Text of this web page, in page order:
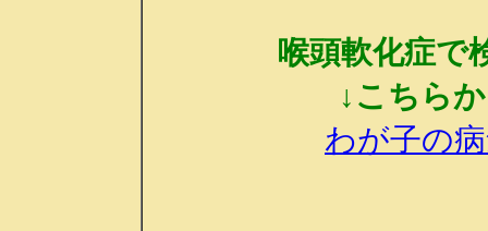
喉頭軟化症で
↓こちら
わが子の